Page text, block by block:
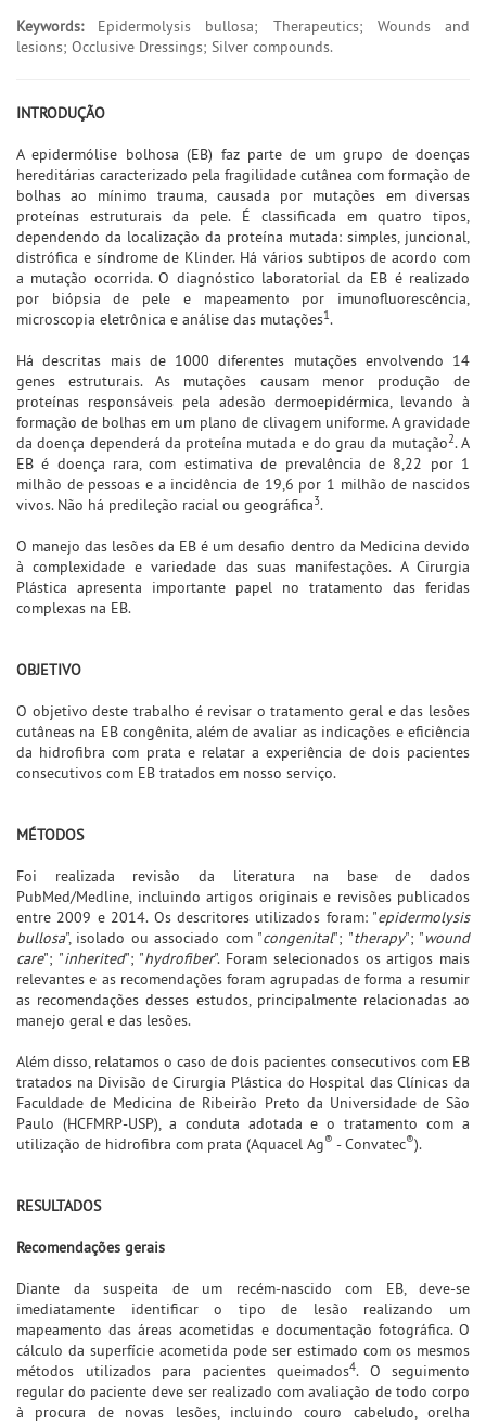
Keywords:Epidermolysis bullosa; Therapeutics; Wounds and
lesions; Occlusive Dressings; Silver compounds.
INTRODUÇÃO
A epidermólise bolhosa (EB) faz parte de um grupo de doenças
hereditárias caracterizado pela fragilidade cutânea com formação de
bolhas ao mínimo trauma, causada por mutações em diversas
proteínas estruturais da pele. É classificada em quatro tipos,
dependendo da localização da proteína mutada: simples, juncional,
distrófica e síndrome de Klinder. Há vários subtipos de acordo com
a mutação ocorrida. O diagnóstico laboratorial da EB é realizado
por biópsia de pele e mapeamento por imunofluorescência,
microscopia eletrônica e análise das mutações1.
Há descritas mais de 1000 diferentes mutações envolvendo 14
genes estruturais. As mutações causam menor produção de
proteínas responsáveis pela adesão dermoepidérmica, levando à
formação de bolhas em um plano de clivagem uniforme. A gravidade
da doença dependerá da proteína mutada e do grau da mutação2. A
EB é doença rara, com estimativa de prevalência de 8,22 por 1
milhão de pessoas e a incidência de 19,6 por 1 milhão de nascidos
vivos. Não há predileção racial ou geográfica3.
O manejo das lesões da EB é um desafio dentro da Medicina devido
à complexidade e variedade das suas manifestações. A Cirurgia
Plástica apresenta importante papel no tratamento das feridas
complexas na EB.
OBJETIVO
O objetivo deste trabalho é revisar o tratamento geral e das lesões
cutâneas na EB congênita, além de avaliar as indicações e eficiência
da hidrofibra com prata e relatar a experiência de dois pacientes
consecutivos com EB tratados em nosso serviço.
MÉTODOS
Foi realizada revisão da literatura na base de dados
PubMed/Medline, incluindo artigos originais e revisões publicados
entre 2009 e 2014. Os descritores utilizados foram: "epidermolysis
bullosa", isolado ou associado com "congenital"; "therapy"; "wound
care"; "inherited"; "hydrofiber". Foram selecionados os artigos mais
relevantes e as recomendações foram agrupadas de forma a resumir
as recomendações desses estudos, principalmente relacionadas ao
manejo geral e das lesões.
Além disso, relatamos o caso de dois pacientes consecutivos com EB
tratados na Divisão de Cirurgia Plástica do Hospital das Clínicas da
Faculdade de Medicina de Ribeirão Preto da Universidade de São
Paulo (HCFMRP-USP), a conduta adotada e o tratamento com a
utilização de hidrofibra com prata (Aquacel Ag® - Convatec®).
RESULTADOS
Recomendações gerais
Diante da suspeita de um recém-nascido com EB, deve-se
imediatamente identificar o tipo de lesão realizando um
mapeamento das áreas acometidas e documentação fotográfica. O
cálculo da superfície acometida pode ser estimado com os mesmos
métodos utilizados para pacientes queimados4. O seguimento
regular do paciente deve ser realizado com avaliação de todo corpo
à procura de novas lesões, incluindo couro cabeludo, orelha